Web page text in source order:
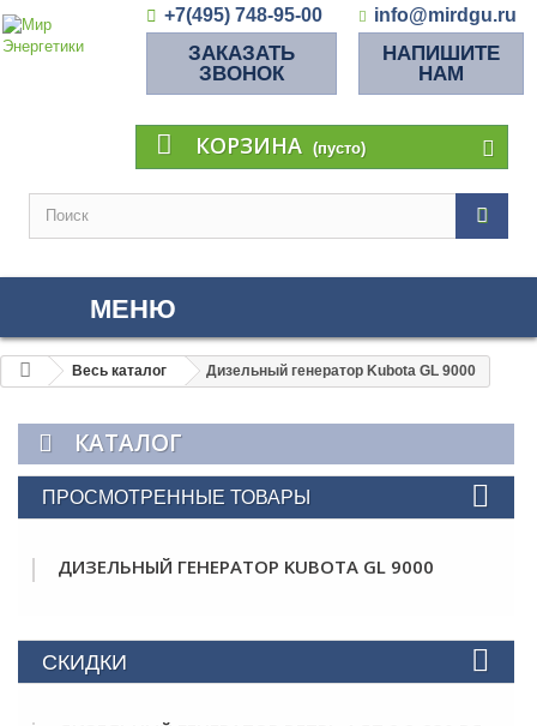
+7(495) 748-95-00 info@mirdgu.ru
ЗАКАЗАТЬ
ЗВОНОК
НАПИШИТЕ
НАМ
КОРЗИНА (пусто)
МЕНЮ
Весь каталог Дизельный генератор Kubota GL 9000
КАТАЛОГ
ПРОСМОТРЕННЫЕ ТОВАРЫ
ДИЗЕЛЬНЫЙ ГЕНЕРАТОР KUBOTA GL 9000
СКИДКИ